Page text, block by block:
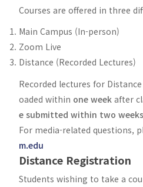
Courses are offered in three
Main Campus (In-person)
Zoom Live
Distance (Recorded Lectures)
Recorded lectures for
oaded within one week after
e submitted within two
For media-related questions,
m.edu
Distance Registration
Students wishing to take a